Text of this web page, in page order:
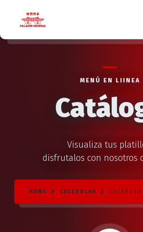
MENÚ EN LIINEA
Visualiza tus
disfrutalos con nosotros
HOME CACEROLAS